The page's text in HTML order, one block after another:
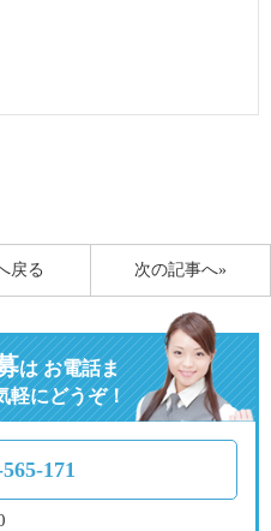
次の記事へ»
戻る
はお電話ま
軽にどうぞ！
171